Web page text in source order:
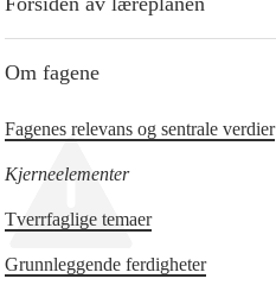
Om fagene
Fagenes relevans og sentrale verdier
Kjerneelementer
Tverrfaglige temaer
Grunnleggende ferdigheter